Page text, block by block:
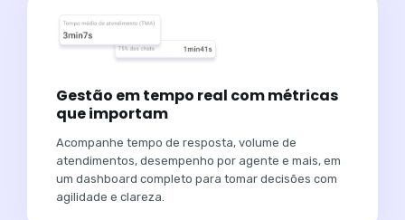
Gestão em tempo real com métricas
que importam
Acompanhe tempo de resposta, volume de
atendimentos, desempenho por agente e mais, em
um dashboard completo para tomar decisões com
agilidade e clareza.